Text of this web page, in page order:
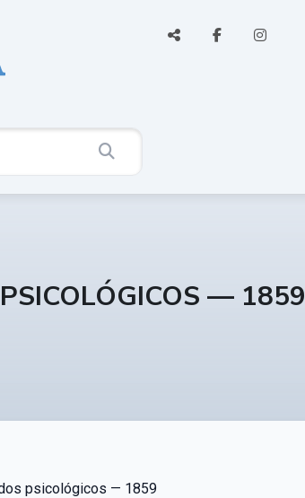
— 1859
psicológicos — 1859